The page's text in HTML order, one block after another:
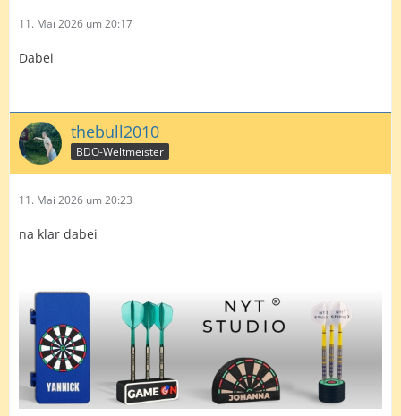
11. Mai 2026 um 20:17
Dabei
thebull2010
BDO-Weltmeister
11. Mai 2026 um 20:23
na klar dabei